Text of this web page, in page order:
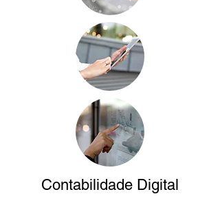
Contabilidade Digital